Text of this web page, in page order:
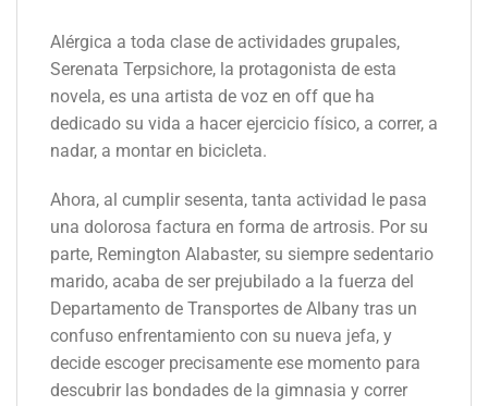
Alérgica a toda clase de actividades grupales,
Serenata Terpsichore, la protagonista de esta
novela, es una artista de voz en off que ha
dedicado su vida a hacer ejercicio físico, a correr, a
nadar, a montar en bicicleta.
Ahora, al cumplir sesenta, tanta actividad le pasa
una dolorosa factura en forma de artrosis. Por su
parte, Remington Alabaster, su siempre sedentario
marido, acaba de ser prejubilado a la fuerza del
Departamento de Transportes de Albany tras un
confuso enfrentamiento con su nueva jefa, y
decide escoger precisamente ese momento para
descubrir las bondades de la gimnasia y correr